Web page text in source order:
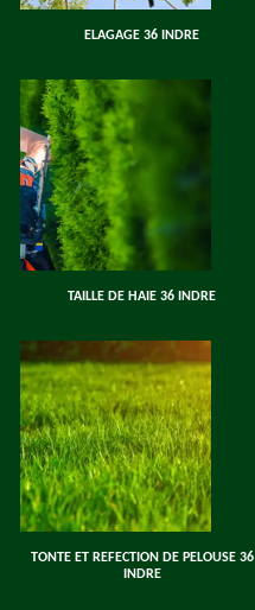
ELAGAGE 36 INDRE
TAILLE DE HAIE 36 INDRE
TONTE ET REFECTION DE PELOUSE 36
INDRE